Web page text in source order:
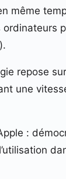
même
ordinateurs
repose
une
: